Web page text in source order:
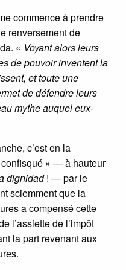
commence à prendre
renversement de
« Voyant alors leurs
de pouvoir inventent la
et toute une
de défendre leurs
mythe auquel eux-
c’est en la
confisqué » — à hauteur
dignidad! — par le
sciemment que la
a compensé cette
l’assiette de l’impôt
la part revenant aux